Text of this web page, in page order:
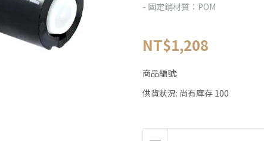
- 固定銷材質：POM
NT$1,208
商品編號:
供貨狀況: 尚有庫存 100